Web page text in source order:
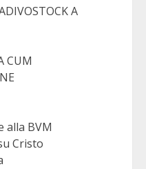
A
CUM
alla BVM
Cristo